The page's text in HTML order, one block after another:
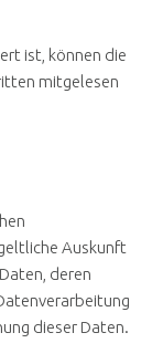
ist, können die
mitgelesen
Auskunft
deren
dieser Daten.